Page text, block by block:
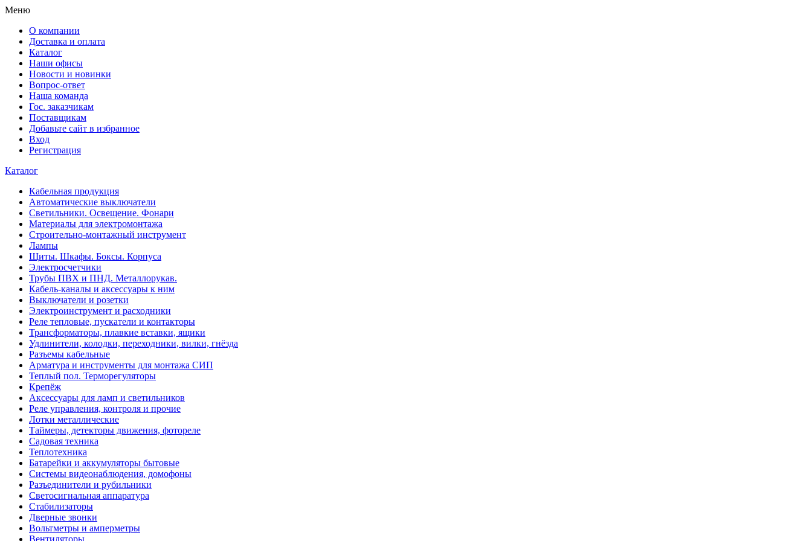
Меню
О компании
Доставка и оплата
Каталог
Наши офисы
Новости и новинки
Вопрос-ответ
Наша команда
Гос. заказчикам
Поставщикам
Добавьте сайт в избранное
Вход
Регистрация
Каталог
Кабельная продукция
Автоматические выключатели
Светильники. Освещение. Фонари
Материалы для электромонтажа
Строительно-монтажный инструмент
Лампы
Щиты. Шкафы. Боксы. Корпуса
Электросчетчики
Трубы ПВХ и ПНД. Металлорукав.
Кабель-каналы и аксессуары к ним
Выключатели и розетки
Электроинструмент и расходники
Реле тепловые, пускатели и контакторы
Трансформаторы, плавкие вставки, ящики
Удлинители, колодки, переходники, вилки, гнёзда
Разъемы кабельные
Арматура и инструменты для монтажа СИП
Теплый пол. Терморегуляторы
Крепёж
Аксессуары для ламп и светильников
Реле управления, контроля и прочие
Лотки металлические
Таймеры, детекторы движения, фотореле
Садовая техника
Теплотехника
Батарейки и аккумуляторы бытовые
Системы видеонаблюдения, домофоны
Разъединители и рубильники
Светосигнальная аппаратура
Стабилизаторы
Дверные звонки
Вольтметры и амперметры
Вентиляторы